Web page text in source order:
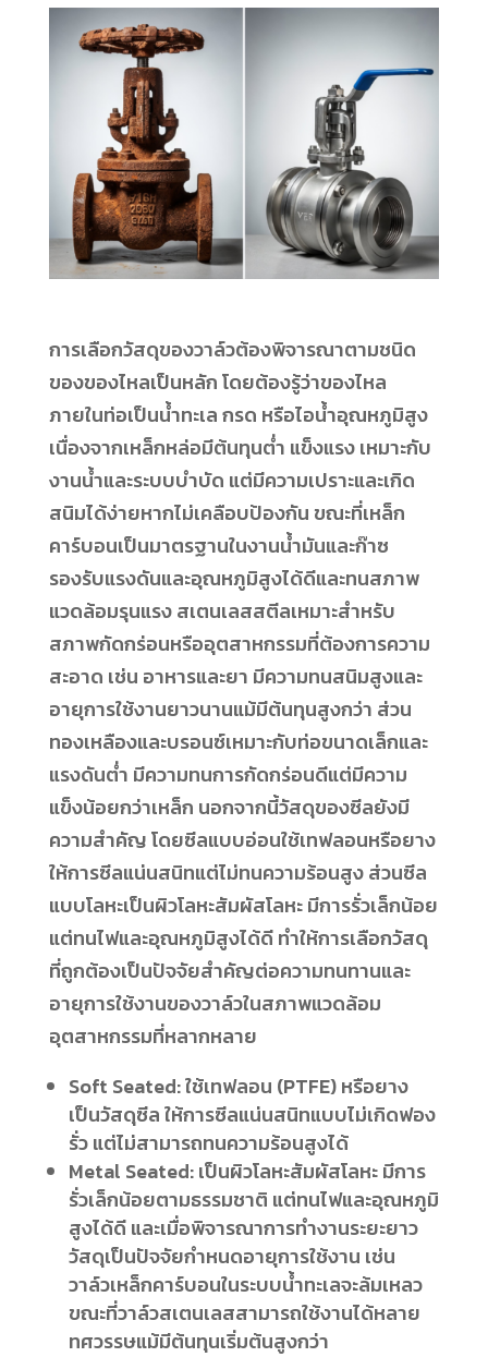
การเลือกวัสดุของวาล์วต้องพิจารณาตามชนิด
ของของไหลเป็นหลัก โดยต้องรู้ว่าของไหล
ภายในท่อเป็นน้ำทะเล กรด หรือไอน้ำอุณหภูมิสูง
เนื่องจากเหล็กหล่อมีต้นทุนต่ำ แข็งแรง เหมาะกับ
งานน้ำและระบบบำบัด แต่มีความเปราะและเกิด
สนิมได้ง่ายหากไม่เคลือบป้องกัน ขณะที่เหล็ก
คาร์บอนเป็นมาตรฐานในงานน้ำมันและก๊าซ
รองรับแรงดันและอุณหภูมิสูงได้ดีและทนสภาพ
แวดล้อมรุนแรง สเตนเลสสตีลเหมาะสำหรับ
สภาพกัดกร่อนหรืออุตสาหกรรมที่ต้องการความ
สะอาด เช่น อาหารและยา มีความทนสนิมสูงและ
อายุการใช้งานยาวนานแม้มีต้นทุนสูงกว่า ส่วน
ทองเหลืองและบรอนซ์เหมาะกับท่อขนาดเล็กและ
แรงดันต่ำ มีความทนการกัดกร่อนดีแต่มีความ
แข็งน้อยกว่าเหล็ก นอกจากนี้วัสดุของซีลยังมี
ความสำคัญ โดยซีลแบบอ่อนใช้เทฟลอนหรือยาง
ให้การซีลแน่นสนิทแต่ไม่ทนความร้อนสูง ส่วนซีล
แบบโลหะเป็นผิวโลหะสัมผัสโลหะ มีการรั่วเล็กน้อย
แต่ทนไฟและอุณหภูมิสูงได้ดี ทำให้การเลือกวัสดุ
ที่ถูกต้องเป็นปัจจัยสำคัญต่อความทนทานและ
อายุการใช้งานของวาล์วในสภาพแวดล้อม
อุตสาหกรรมที่หลากหลาย
Soft Seated: ใช้เทฟลอน (PTFE) หรือยาง
เป็นวัสดุซีล ให้การซีลแน่นสนิทแบบไม่เกิดฟอง
รั่ว แต่ไม่สามารถทนความร้อนสูงได้
Metal Seated: เป็นผิวโลหะสัมผัสโลหะ มีการ
รั่วเล็กน้อยตามธรรมชาติ แต่ทนไฟและอุณหภูมิ
สูงได้ดี และเมื่อพิจารณาการทำงานระยะยาว
วัสดุเป็นปัจจัยกำหนดอายุการใช้งาน เช่น
วาล์วเหล็กคาร์บอนในระบบน้ำทะเลจะล้มเหลว
ขณะที่วาล์วสเตนเลสสามารถใช้งานได้หลาย
ทศวรรษแม้มีต้นทุนเริ่มต้นสูงกว่า